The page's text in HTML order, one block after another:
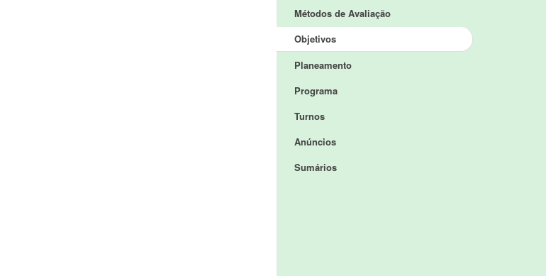
Métodos de Avaliação
Objetivos
Planeamento
Programa
Turnos
Anúncios
Sumários